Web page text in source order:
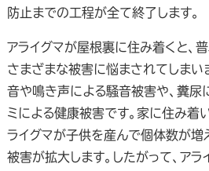
防止までの工程が全て終了します。
アライグマが屋根裏に住み着くと、
さまざまな被害に悩まされてしまい
音や鳴き声による騒音被害や、糞尿
ミによる健康被害です。家に住み着
ライグマが子供を産んで個体数が増
被害が拡大します。したがって、ア